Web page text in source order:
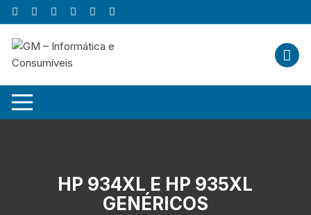
Skip
to
content
HP 934XL E HP 935XL
GENÉRICOS